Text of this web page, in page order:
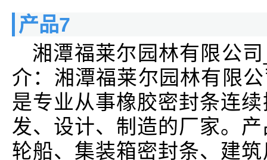
产品7
湘潭福莱尔园林有限公
介：湘潭福莱尔园林有限
是专业从事橡胶密封条连
发、设计、制造的厂家。
轮船、集装箱密封条、建